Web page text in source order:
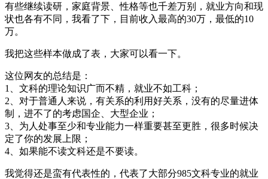
有些继续读研，家庭背景、性格等也千差万别，就业方向和现
状也各有不同，我看了下，目前收入最高的30万，最低的10
万。
我把这些样本做成了表，大家可以看一下。
这位网友的总结是：
1、文科的理论知识广而不精，就业不如工科；
2、对于普通人来说，有关系的利用好关系，没有的尽量进体
制，进不了的考虑国企、大型企业；
3、为人处事至少和专业能力一样重要甚至更胜，很多时候决
定了你的发展上限；
4、如果能不读文科还是不要读。
我觉得还是蛮有代表性的，代表了大部分985文科专业的就业